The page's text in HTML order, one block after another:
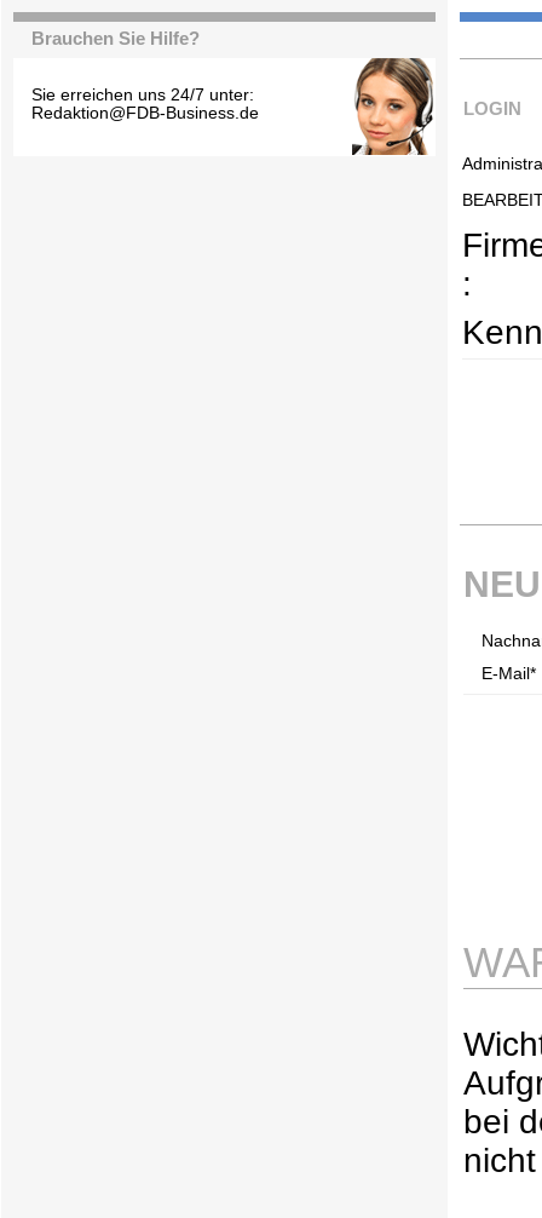
Brauchen Sie Hilfe?
Sie erreichen uns 24/7 unter:
Redaktion@FDB-Business.de
LOGIN
:
E-Mail*
bei